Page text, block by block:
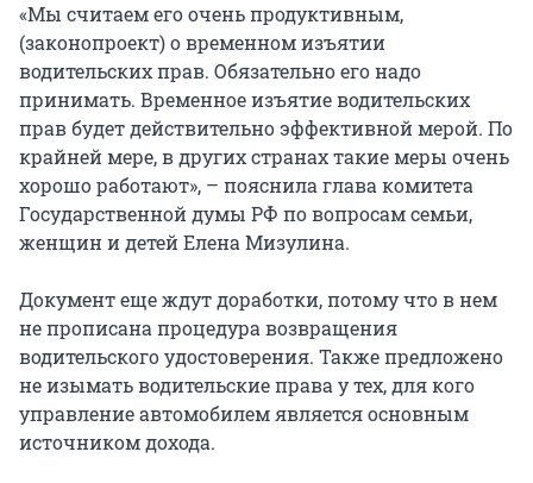
«Мы считаем его очень продуктивным,
(законопроект) о временном изъятии
водительских прав. Обязательно его надо
принимать. Временное изъятие водительских
прав будет действительно эффективной мерой. По
крайней мере, в других странах такие меры очень
хорошо работают», – пояснила глава комитета
Государственной думы РФ по вопросам семьи,
женщин и детей Елена Мизулина.
Документ еще ждут доработки, потому что в нем
не прописана процедура возвращения
водительского удостоверения. Также предложено
не изымать водительские права у тех, для кого
управление автомобилем является основным
источником дохода.